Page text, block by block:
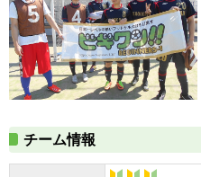
チーム情報